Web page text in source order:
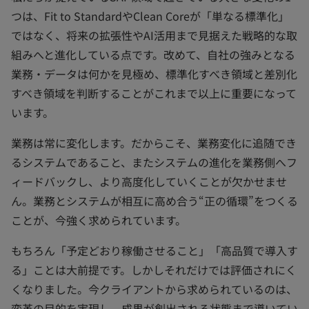
つは、Fit to StandardやClean Coreが「単なる標準化」
ではなく、将来の拡張性やAI活用まで見据えた戦略的な取
組みへと進化している点です。改めて、自社の強みとなる
業務・データは何かを見極め、標準化すべき領域と差別化
すべき領域を判断することがこれまで以上に重要になって
います。
業務は常に変化します。だからこそ、業務変化に追随でき
るシステムであること、またシステムの進化を業務側へフ
ィードバックし、より高度化していくことが欠かせませ
ん。業務とシステムが相互に高め合う“正の循環”をつくる
ことが、今強く求められています。
もちろん「予定どおり稼働させること」「高品質で導入す
る」ことは大前提です。しかしそれだけでは評価されにく
くなりました。今クライアントから求められているのは、